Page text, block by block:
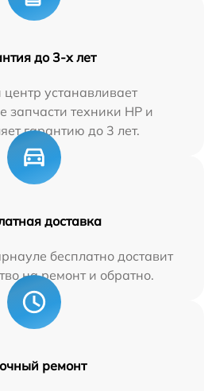
до 3-х лет
устанавливает
запчасти техники HP и
гарантию до 3 лет.
доставка
бесплатно доставит
на ремонт и обратно.
ремонт